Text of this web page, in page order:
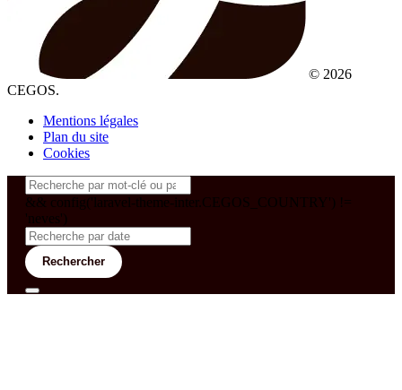
© 2026
CEGOS.
Mentions légales
Plan du site
Cookies
&& config('laravel-theme-inter.CEGOS_COUNTRY') !=
'neves')
Rechercher